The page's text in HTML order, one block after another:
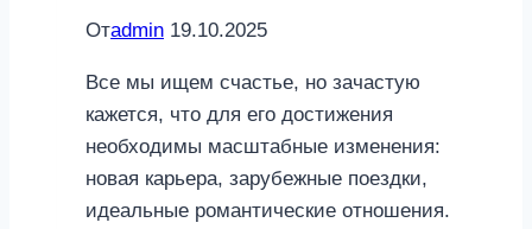
Отadmin 19.10.2025
Все мы ищем счастье, но зачастую
кажется, что для его достижения
необходимы масштабные изменения:
новая карьера, зарубежные поездки,
идеальные романтические отношения.